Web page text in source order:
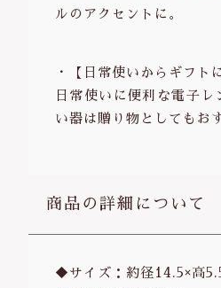
ルのアクセントに。
・【日常使いからギフト
日常使いに便利な電子
い器は贈り物としてもお
商品の詳細について
◆サイズ：約径14.5×高